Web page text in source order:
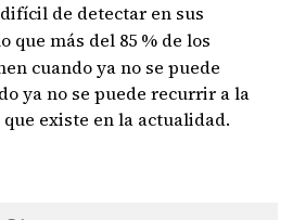
de detectar en sus
que más del 85 % de los
cuando ya no se puede
ya no se puede recurrir a la
existe en la actualidad.